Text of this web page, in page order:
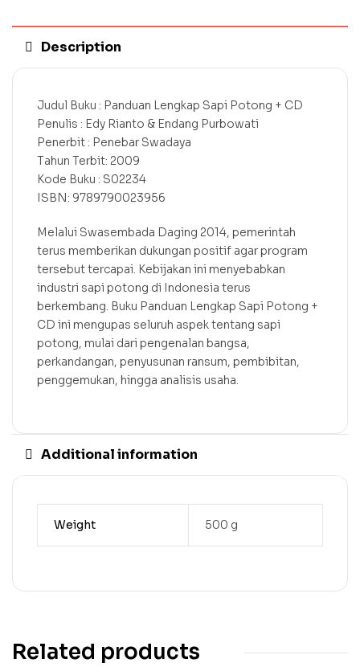
Description
Judul Buku : Panduan Lengkap Sapi Potong + CD
Penulis : Edy Rianto & Endang Purbowati
Penerbit : Penebar Swadaya
Tahun Terbit: 2009
Kode Buku : S02234
ISBN: 9789790023956
Melalui Swasembada Daging 2014, pemerintah
terus memberikan dukungan positif agar program
tersebut tercapai. Kebijakan ini menyebabkan
industri sapi potong di Indonesia terus
berkembang. Buku Panduan Lengkap Sapi Potong +
CD ini mengupas seluruh aspek tentang sapi
potong, mulai dari pengenalan bangsa,
perkandangan, penyusunan ransum, pembibitan,
penggemukan, hingga analisis usaha.
Additional information
Weight 500 g
Related products